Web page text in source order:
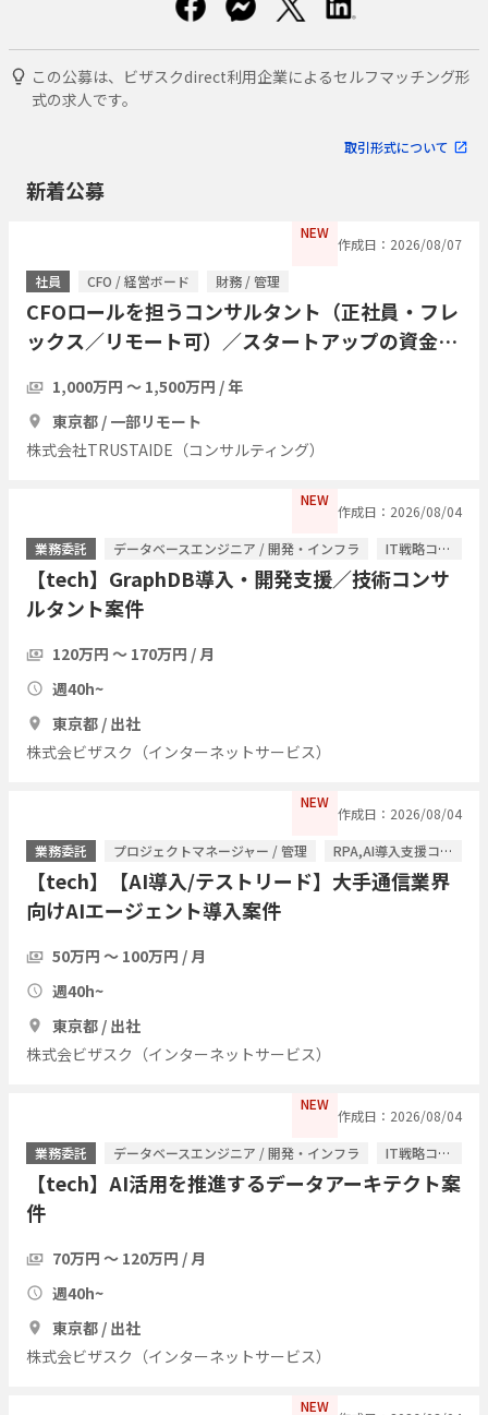
この公募は、ビザスクdirect利用企業によるセルフマッチング形
式の求人です。
取引形式について
新着公募
NEW
作成日：2026/08/07
社員
CFO / 経営ボード 財務 / 管理
CFOロールを担うコンサルタント（正社員・フレ
ックス／リモート可）／スタートアップの資金調
1,000万円 〜 1,500万円 / 年
東京都 / 一部リモート
株式会社TRUSTAIDE（コンサルティング）
NEW
作成日：2026/08/04
業務委託
データベースエンジニア / 開発・インフラ IT戦略コンサル / ITコンサルタント
【tech】GraphDB導入・開発支援／技術コンサ
ルタント案件
120万円 〜 170万円 / 月
週40h~
東京都 / 出社
株式会ビザスク（インターネットサービス）
NEW
作成日：2026/08/04
業務委託
プロジェクトマネージャー / 管理 RPA,AI導入支援コンサル / ITコンサルタント
【tech】【AI導入/テストリード】大手通信業界
向けAIエージェント導入案件
50万円 〜 100万円 / 月
週40h~
東京都 / 出社
株式会ビザスク（インターネットサービス）
NEW
作成日：2026/08/04
業務委託
データベースエンジニア / 開発・インフラ IT戦略コンサル / ITコンサルタント
【tech】AI活用を推進するデータアーキテクト案
件
70万円 〜 120万円 / 月
週40h~
東京都 / 出社
株式会ビザスク（インターネットサービス）
NEW